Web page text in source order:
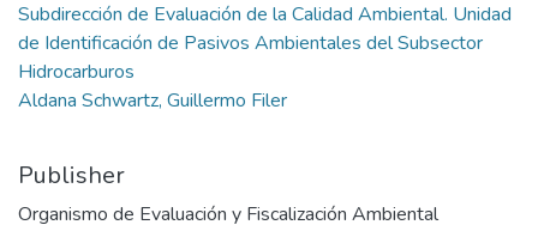
Subdirección de Evaluación de la Calidad Ambiental. Unidad
de Identificación de Pasivos Ambientales del Subsector
Hidrocarburos
Aldana Schwartz, Guillermo Filer
Publisher
Organismo de Evaluación y Fiscalización Ambiental